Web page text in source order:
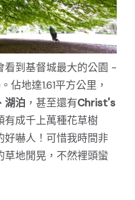
看到基督城最大的公園 -
地達1.61平方公里，
湖泊 ，甚至還有Christ's
有成千上萬種花草樹
好嚇人！可惜我時間非
草地閒晃，不然裡頭蠻